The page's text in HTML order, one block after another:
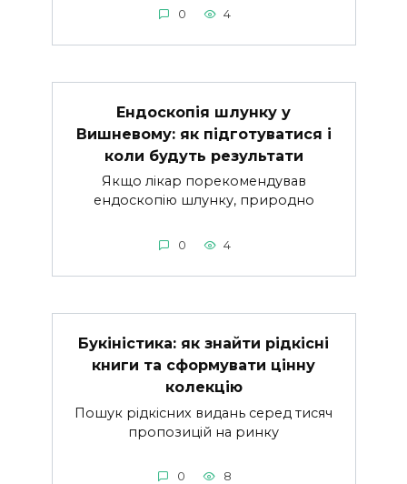
0 4
Ендоскопія шлунку у
Вишневому: як підготуватися і
коли будуть результати
Якщо лікар порекомендував
ендоскопію шлунку, природно
0 4
Букіністика: як знайти рідкісні
книги та сформувати цінну
колекцію
Пошук рідкісних видань серед тисяч
пропозицій на ринку
0 8